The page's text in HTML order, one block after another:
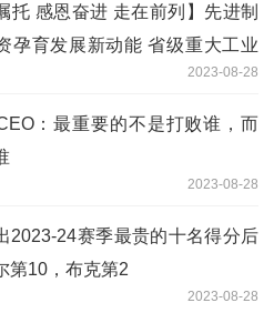
托 感恩奋进 走在前列】先进制
孕育发展新动能 省级重大工业
2023-08-28
：最重要的不是打败谁，而
2023-08-28
2023-24赛季最贵的十名得分后
第10，布克第2
2023-08-28